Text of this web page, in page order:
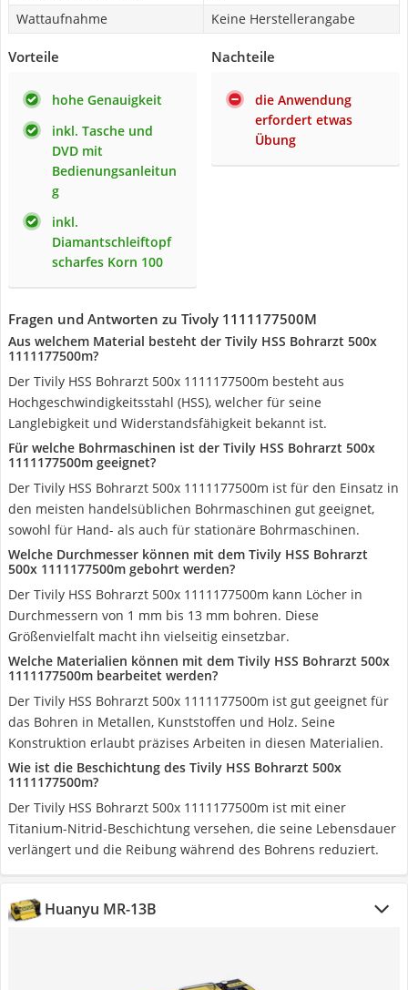
Wattaufnahme
Keine Herstellerangabe
Vorteile
hohe Genauigkeit
inkl. Tasche und
DVD mit
Bedienungsanleitun
g
inkl.
Diamantschleiftopf
scharfes Korn 100
Nachteile
die Anwendung
erfordert etwas
Übung
Fragen und Antworten zu Tivoly 1111177500M
Aus welchem Material besteht der Tivily HSS Bohrarzt 500x
1111177500m?
Der Tivily HSS Bohrarzt 500x 1111177500m besteht aus
Hochgeschwindigkeitsstahl (HSS), welcher für seine
Langlebigkeit und Widerstandsfähigkeit bekannt ist.
Für welche Bohrmaschinen ist der Tivily HSS Bohrarzt 500x
1111177500m geeignet?
Der Tivily HSS Bohrarzt 500x 1111177500m ist für den Einsatz in
den meisten handelsüblichen Bohrmaschinen gut geeignet,
sowohl für Hand- als auch für stationäre Bohrmaschinen.
Welche Durchmesser können mit dem Tivily HSS Bohrarzt
500x 1111177500m gebohrt werden?
Der Tivily HSS Bohrarzt 500x 1111177500m kann Löcher in
Durchmessern von 1 mm bis 13 mm bohren. Diese
Größenvielfalt macht ihn vielseitig einsetzbar.
Welche Materialien können mit dem Tivily HSS Bohrarzt 500x
1111177500m bearbeitet werden?
Der Tivily HSS Bohrarzt 500x 1111177500m ist gut geeignet für
das Bohren in Metallen, Kunststoffen und Holz. Seine
Konstruktion erlaubt präzises Arbeiten in diesen Materialien.
Wie ist die Beschichtung des Tivily HSS Bohrarzt 500x
1111177500m?
Der Tivily HSS Bohrarzt 500x 1111177500m ist mit einer
Titanium-Nitrid-Beschichtung versehen, die seine Lebensdauer
verlängert und die Reibung während des Bohrens reduziert.
Huanyu MR-13B